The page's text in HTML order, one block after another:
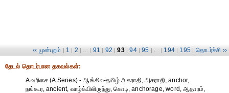
‹‹ முன்புறம் | 1 | 2 | ... | 91 | 92 | 93 | 94 | 95 | ... | 194 | 195 | தொடர்ச்சி ››
தேட‌ல் தொட‌ர்பான தகவ‌ல்க‌ள்:
A வரிசை (A Series) - ஆங்கில-தமிழ் அகராதி, அகராதி, anchor,
நங்கூர, ancient, வாழ்க்யிலிருந்து, கொடி, anchorage, word, ஆதாரம்,